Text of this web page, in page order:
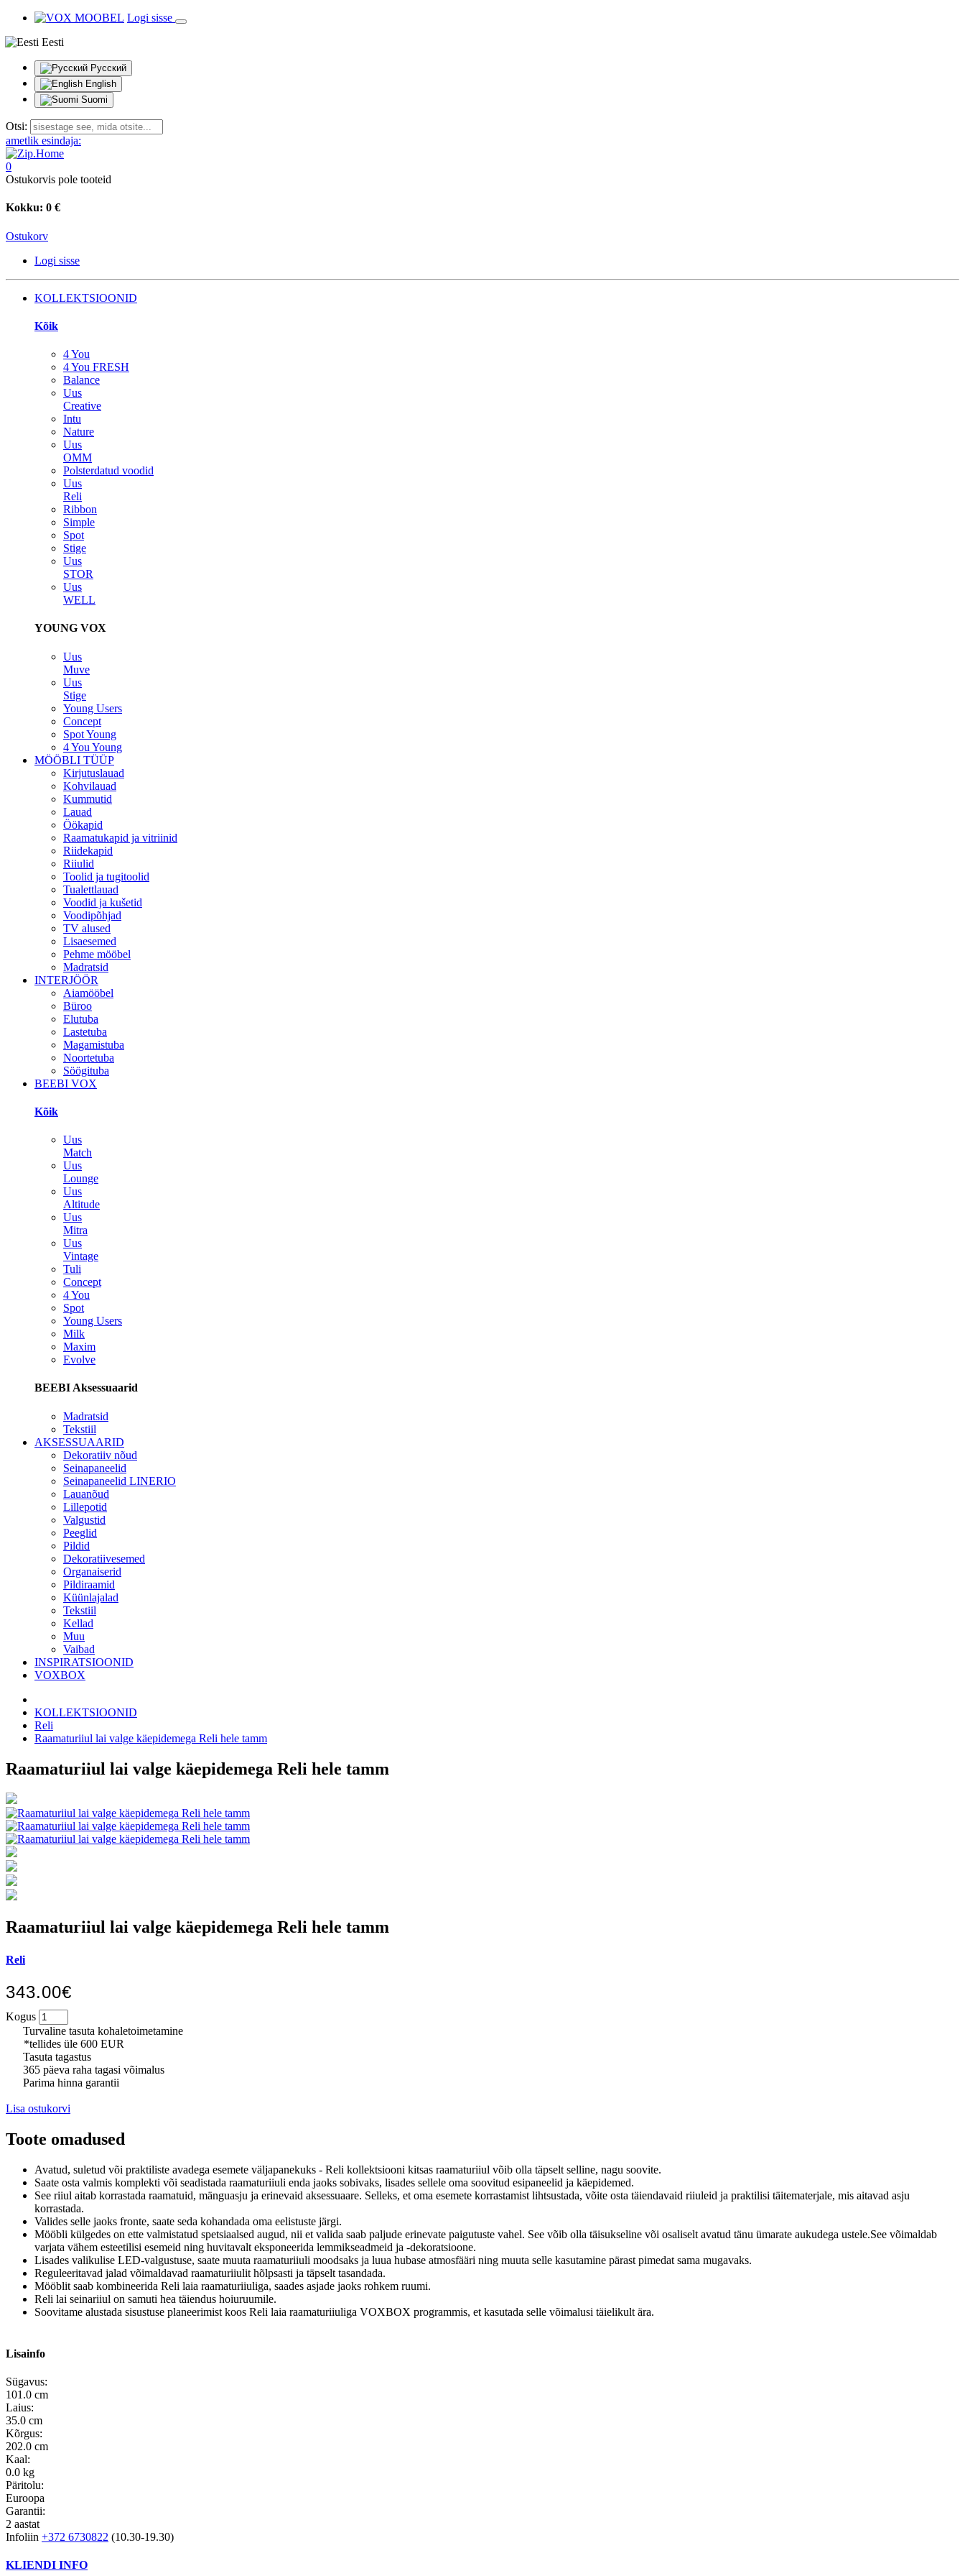
Logi sisse
Eesti
Русский
English
Suomi
Otsi:
ametlik esindaja:
0
Ostukorvis pole tooteid
Kokku: 0 €
Ostukorv
Logi sisse
KOLLEKTSIOONID
Kõik
4 You
4 You FRESH
Balance
Uus
Creative
Intu
Nature
Uus
OMM
Polsterdatud voodid
Uus
Reli
Ribbon
Simple
Spot
Stige
Uus
STOR
Uus
WELL
YOUNG VOX
Uus
Muve
Uus
Stige
Young Users
Concept
Spot Young
4 You Young
MÖÖBLI TÜÜP
Kirjutuslauad
Kohvilauad
Kummutid
Lauad
Öökapid
Raamatukapid ja vitriinid
Riidekapid
Riiulid
Toolid ja tugitoolid
Tualettlauad
Voodid ja kušetid
Voodipõhjad
TV alused
Lisaesemed
Pehme mööbel
Madratsid
INTERJÖÖR
Aiamööbel
Büroo
Elutuba
Lastetuba
Magamistuba
Noortetuba
Söögituba
BEEBI VOX
Kõik
Uus
Match
Uus
Lounge
Uus
Altitude
Uus
Mitra
Uus
Vintage
Tuli
Concept
4 You
Spot
Young Users
Milk
Maxim
Evolve
BEEBI Aksessuaarid
Madratsid
Tekstiil
AKSESSUAARID
Dekoratiiv nõud
Seinapaneelid
Seinapaneelid LINERIO
Lauanõud
Lillepotid
Valgustid
Peeglid
Pildid
Dekoratiivesemed
Organaiserid
Pildiraamid
Küünlajalad
Tekstiil
Kellad
Muu
Vaibad
INSPIRATSIOONID
VOXBOX
KOLLEKTSIOONID
Reli
Raamaturiiul lai valge käepidemega Reli hele tamm
Raamaturiiul lai valge käepidemega Reli hele tamm
Raamaturiiul lai valge käepidemega Reli hele tamm
Reli
343.00€
Kogus
Turvaline tasuta kohaletoimetamine
*tellides üle 600 EUR
Tasuta tagastus
365 päeva raha tagasi võimalus
Parima hinna garantii
Lisa ostukorvi
Toote omadused
Avatud, suletud või praktiliste avadega esemete väljapanekuks - Reli kollektsiooni kitsas raamaturiiul võib olla täpselt selline, nagu soovite.
Saate osta valmis komplekti või seadistada raamaturiiuli enda jaoks sobivaks, lisades sellele oma soovitud esipaneelid ja käepidemed.
See riiul aitab korrastada raamatuid, mänguasju ja erinevaid aksessuaare. Selleks, et oma esemete korrastamist lihtsustada, võite osta täiendavaid riiuleid ja praktilisi täitematerjale, mis aitavad asju
korrastada.
Valides selle jaoks fronte, saate seda kohandada oma eelistuste järgi.
Mööbli külgedes on ette valmistatud spetsiaalsed augud, nii et valida saab paljude erinevate paigutuste vahel. See võib olla täisukseline või osaliselt avatud tänu ümarate aukudega ustele.See võimaldab
varjata vähem esteetilisi esemeid ning huvitavalt eksponeerida lemmikseadmeid ja -dekoratsioone.
Lisades valikulise LED-valgustuse, saate muuta raamaturiiuli moodsaks ja luua hubase atmosfääri ning muuta selle kasutamine pärast pimedat sama mugavaks.
Reguleeritavad jalad võimaldavad raamaturiiulit hõlpsasti ja täpselt tasandada.
Mööblit saab kombineerida Reli laia raamaturiiuliga, saades asjade jaoks rohkem ruumi.
Reli lai seinariiul on samuti hea täiendus hoiuruumile.
Soovitame alustada sisustuse planeerimist koos Reli laia raamaturiiuliga VOXBOX programmis, et kasutada selle võimalusi täielikult ära.
Lisainfo
Sügavus:
101.0 cm
Laius:
35.0 cm
Kõrgus:
202.0 cm
Kaal:
0.0 kg
Päritolu:
Euroopa
Garantii:
2 aastat
Infoliin +372 6730822 (10.30-19.30)
KLIENDI INFO